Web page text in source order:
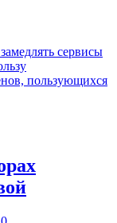
сервисы
пользующихся